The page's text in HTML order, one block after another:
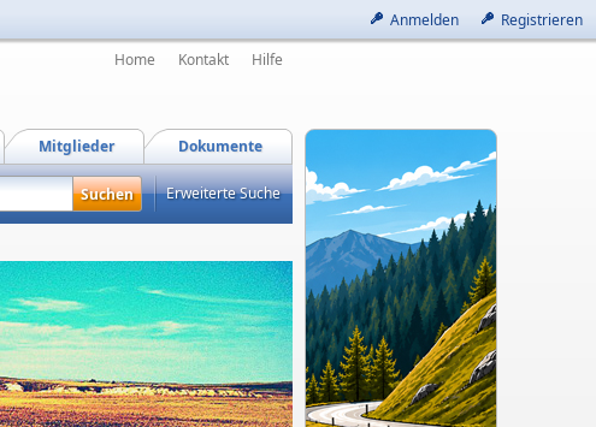
Anmelden Registrieren
Home Kontakt Hilfe
Dokumente
Mitglieder
Erweiterte Suche